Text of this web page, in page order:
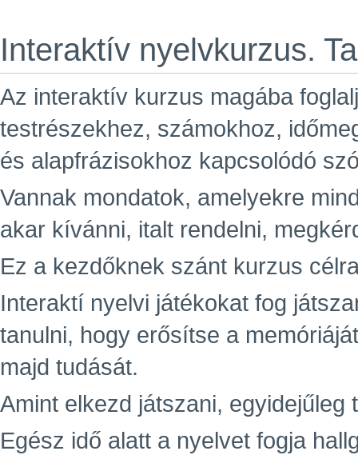
Interaktív nyelvkurzus.
Az interaktív kurzus magába
testrészekhez, számokhoz,
és alapfrázisokhoz kapcsolódó
Vannak mondatok, amelyekre
akar kívánni, italt rendelni,
Ez a kezdőknek szánt kurzus
Interaktí nyelvi játékokat fog
tanulni, hogy erősítse a
majd tudását.
Amint elkezd játszani, egyidejűleg
Egész idő alatt a nyelvet fogja